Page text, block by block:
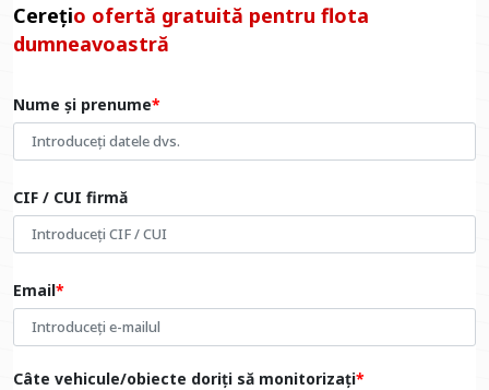
Cerețio ofertă gratuită pentru flota
dumneavoastră
Nume și prenume
CIF / CUI firmă
Email
Câte vehicule/obiecte doriți să monitorizați